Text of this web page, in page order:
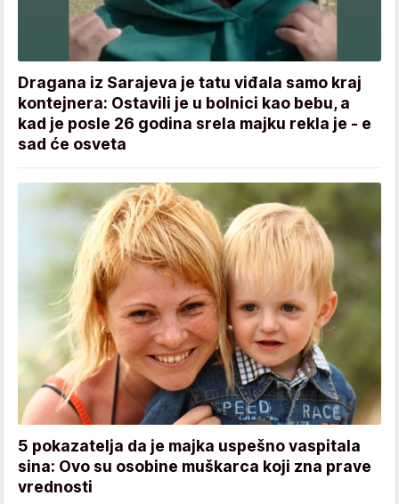
Dragana iz Sarajeva je tatu viđala samo kraj
kontejnera: Ostavili je u bolnici kao bebu, a
kad je posle 26 godina srela majku rekla je - e
sad će osveta
5 pokazatelja da je majka uspešno vaspitala
sina: Ovo su osobine muškarca koji zna prave
vrednosti